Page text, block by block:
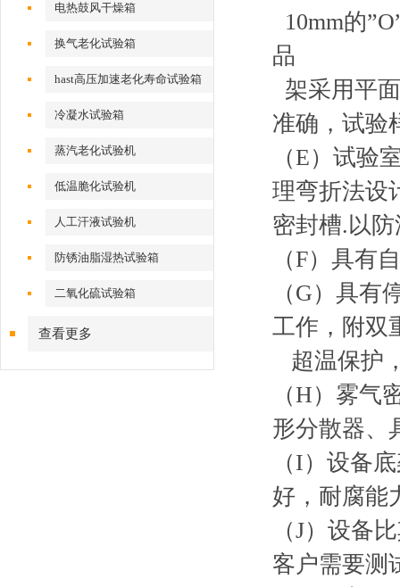
电热鼓风干燥箱
换气老化试验箱
hast高压加速老化寿命试验箱
冷凝水试验箱
蒸汽老化试验机
低温脆化试验机
人工汗液试验机
防锈油脂湿热试验箱
二氧化硫试验箱
查看更多
10mm的
品
架采用平
准确，试验
（E）试验
理弯折法设
密封槽.以
（F）具有
（G）具
工作，附双
超温保护
（H）雾
形分散器、
（I）设备
好，耐腐能
（J）设备
客户需要测